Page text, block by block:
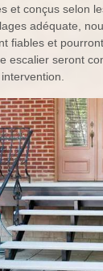
et conçus selon
adéquate,
fiables et
escalier seront